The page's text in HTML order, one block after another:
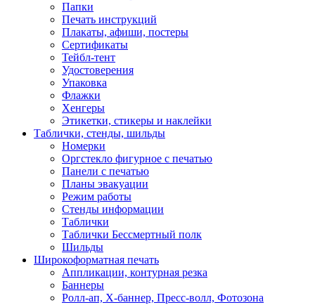
Папки
Печать инструкций
Плакаты, афиши, постеры
Сертификаты
Тейбл-тент
Удостоверения
Упаковка
Флажки
Хенгеры
Этикетки, стикеры и наклейки
Таблички, стенды, шильды
Номерки
Оргстекло фигурное с печатью
Панели с печатью
Планы эвакуации
Режим работы
Стенды информации
Таблички
Таблички Бессмертный полк
Шильды
Широкоформатная печать
Аппликации, контурная резка
Баннеры
Ролл-ап, X-баннер, Пресс-волл, Фотозона